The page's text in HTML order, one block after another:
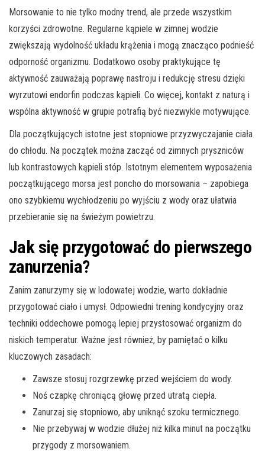
Morsowanie to nie tylko modny trend, ale przede wszystkim
korzyści zdrowotne. Regularne kąpiele w zimnej wodzie
zwiększają wydolność układu krążenia i mogą znacząco podnieść
odporność organizmu. Dodatkowo osoby praktykujące tę
aktywność zauważają poprawę nastroju i redukcję stresu dzięki
wyrzutowi endorfin podczas kąpieli. Co więcej, kontakt z naturą i
wspólna aktywność w grupie potrafią być niezwykle motywujące.
Dla początkujących istotne jest stopniowe przyzwyczajanie ciała
do chłodu. Na początek można zacząć od zimnych pryszniców
lub kontrastowych kąpieli stóp. Istotnym elementem wyposażenia
początkującego morsa jest poncho do morsowania – zapobiega
ono szybkiemu wychłodzeniu po wyjściu z wody oraz ułatwia
przebieranie się na świeżym powietrzu.
Jak się przygotować do pierwszego
zanurzenia?
Zanim zanurzymy się w lodowatej wodzie, warto dokładnie
przygotować ciało i umysł. Odpowiedni trening kondycyjny oraz
techniki oddechowe pomogą lepiej przystosować organizm do
niskich temperatur. Ważne jest również, by pamiętać o kilku
kluczowych zasadach:
Zawsze stosuj rozgrzewkę przed wejściem do wody.
Noś czapkę chroniącą głowę przed utratą ciepła.
Zanurzaj się stopniowo, aby uniknąć szoku termicznego.
Nie przebywaj w wodzie dłużej niż kilka minut na początku
przygody z morsowaniem.